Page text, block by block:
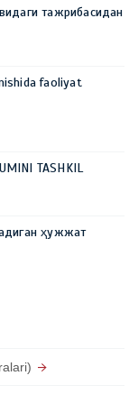
тажрибасидан
faoliyat
TASHKIL
ҳужжат